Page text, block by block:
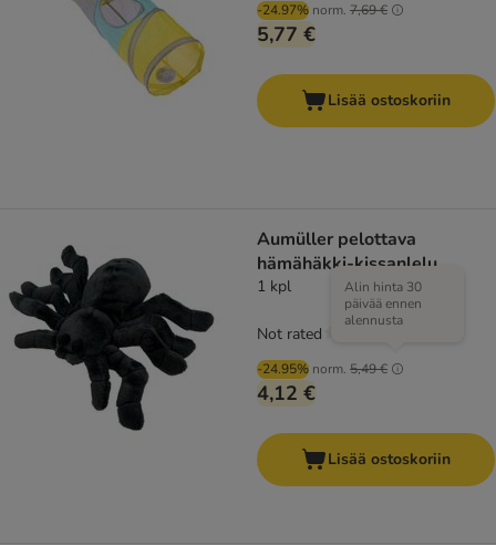
-24.97% norm. 7,69 €
5,77 €
Lisää ostoskoriin
Aumüller pelottava
hämähäkki-kissanlelu
1 kpl
-24.95% norm. 5,49 €
Alin hinta 30
päivää ennen
alennusta
4,12 €
Not rated
Lisää ostoskoriin